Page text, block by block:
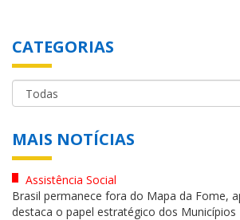
CATEGORIAS
MAIS NOTÍCIAS
Assistência Social
Brasil permanece fora do Mapa da Fome,
destaca o papel estratégico dos Municípios